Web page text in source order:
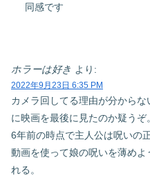
同感です
ホラーは好き より:
2022年9月23日 6:35 PM
カメラ回してる理由が分から
に映画を最後に見たのか疑う
6年前の時点で主人公は呪いの
動画を使って娘の呪いを薄め
れる。